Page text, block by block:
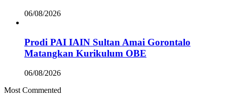
06/08/2026
Prodi PAI IAIN Sultan Amai Gorontalo
Matangkan Kurikulum OBE
06/08/2026
Most Commented